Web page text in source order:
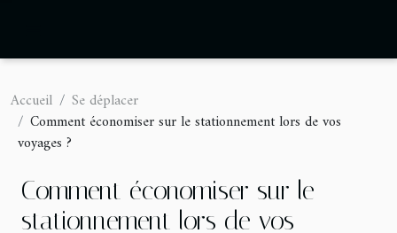
Accueil
Se déplacer
Comment économiser sur le stationnement lors de vos
voyages ?
Comment économiser sur le
stationnement lors de vos